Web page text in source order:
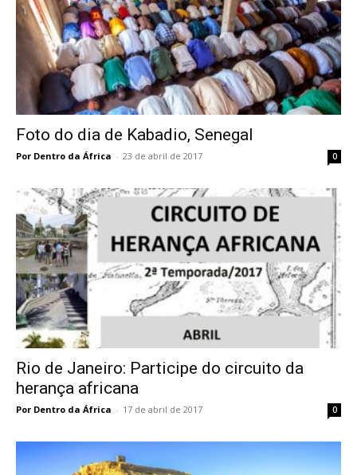
Foto do dia de Kabadio, Senegal
Por Dentro da África - 23 de abril de 2017 0
Rio de Janeiro: Participe do circuito da
herança africana
Por Dentro da África - 17 de abril de 2017 0